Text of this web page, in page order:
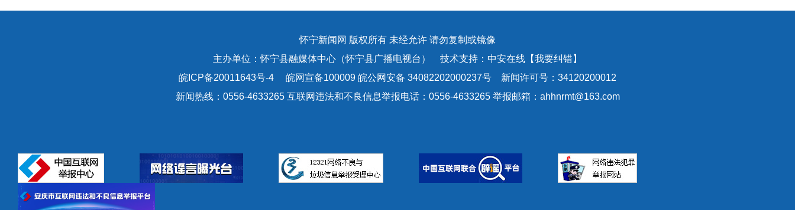
怀宁新闻网 版权所有 未经允许 请勿复制或镜像
主办单位：怀宁县融媒体中心（怀宁县广播电视台） 技术支持：中安在线【我要纠错】
皖ICP备20011643号-4 皖网宣备100009 皖公网安备 34082202000237号 新闻许可号：34120200012
新闻热线：0556-4633265 互联网违法和不良信息举报电话：0556-4633265 举报邮箱：ahhnrmt@163.com